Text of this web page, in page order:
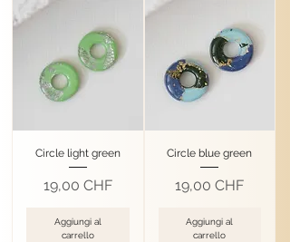
Circle light green
Prezzo
19,00 CHF
Aggiungi al
carrello
Circle blue green
Prezzo
19,00 CHF
Aggiungi al
carrello